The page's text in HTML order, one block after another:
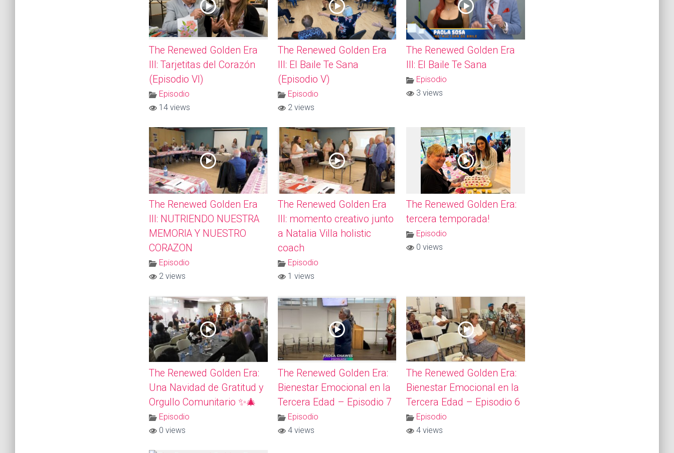
The Renewed Golden Era
III: Tarjetitas del Corazón
(Episodio VI)
Episodio
14 views
The Renewed Golden Era
III: El Baile Te Sana
(Episodio V)
Episodio
2 views
The Renewed Golden Era
III: El Baile Te Sana
Episodio
3 views
The Renewed Golden Era
III: NUTRIENDO NUESTRA
MEMORIA Y NUESTRO
CORAZON
Episodio
2 views
The Renewed Golden Era
III: momento creativo junto
a Natalia Villa holistic
coach
Episodio
1 views
The Renewed Golden Era:
tercera temporada!
Episodio
0 views
The Renewed Golden Era:
Una Navidad de Gratitud y
Orgullo Comunitario ✨🎄
Episodio
0 views
The Renewed Golden Era:
Bienestar Emocional en la
Tercera Edad – Episodio 7
Episodio
4 views
The Renewed Golden Era:
Bienestar Emocional en la
Tercera Edad – Episodio 6
Episodio
4 views